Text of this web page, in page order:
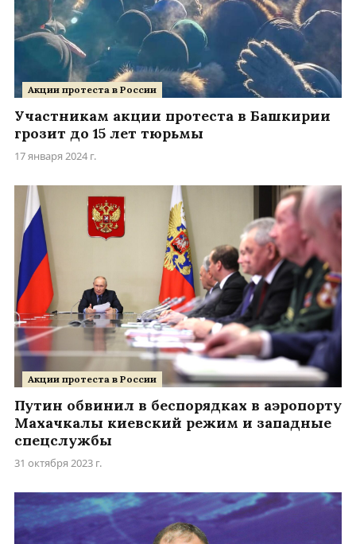
Акции протеста в России
Участникам акции протеста в Башкирии
грозит до 15 лет тюрьмы
17 января 2024 г.
Акции протеста в России
Путин обвинил в беспорядках в аэропорту
Махачкалы киевский режим и западные
спецслужбы
31 октября 2023 г.